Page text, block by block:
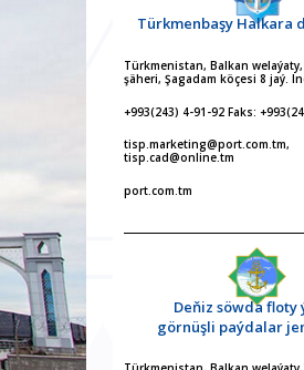
Türkmenbaşy Halkara
Türkmenistan, Balkan
şäheri, Şagadam köçesi 8 jaý.
+993(243) 4-91-92 Faks:
tisp.marketing@port.com.tm,
tisp.cad@online.tm
port.com.tm
Deňiz söwda floty
görnüşli paýdalar